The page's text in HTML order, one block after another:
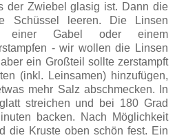
der Zwiebel glasig ist. Dann die
Schüssel leeren. Die Linsen
einer Gabel oder einem
- wir wollen die Linsen
ein Großteil sollte zerstampft
(inkl. Leinsamen) hinzufügen,
mehr Salz abschmecken. In
streichen und bei 180 Grad
backen. Nach Möglichkeit
die Kruste oben schön fest. Ein